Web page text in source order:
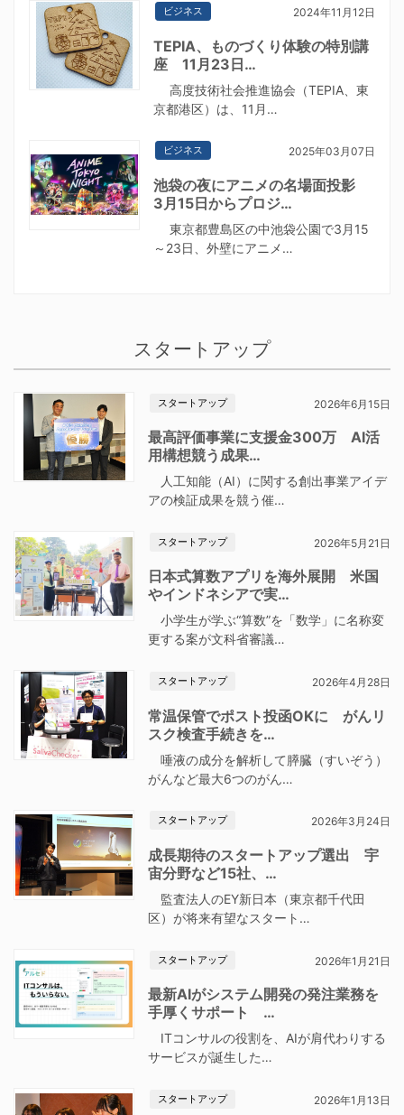
ビジネス 2024年11月12日
TEPIA、ものづくり体験の特別講
座 11月23日…
高度技術社会推進協会（TEPIA、東
京都港区）は、11月…
ビジネス 2025年03月07日
池袋の夜にアニメの名場面投影
3月15日からプロジ…
東京都豊島区の中池袋公園で3月15
～23日、外壁にアニメ…
スタートアップ
スタートアップ 2026年6月15日
最高評価事業に支援金300万 AI活
用構想競う成果…
人工知能（AI）に関する創出事業アイデ
アの検証成果を競う催…
スタートアップ 2026年5月21日
日本式算数アプリを海外展開 米国
やインドネシアで実…
小学生が学ぶ“算数”を「数学」に名称変
更する案が文科省審議…
スタートアップ 2026年4月28日
常温保管でポスト投函OKに がんリ
スク検査手続きを…
唾液の成分を解析して膵臓（すいぞう）
がんなど最大6つのがん…
スタートアップ 2026年3月24日
成長期待のスタートアップ選出 宇
宙分野など15社、…
監査法人のEY新日本（東京都千代田
区）が将来有望なスタート…
スタートアップ 2026年1月21日
最新AIがシステム開発の発注業務を
手厚くサポート …
ITコンサルの役割を、AIが肩代わりする
サービスが誕生した…
スタートアップ 2026年1月13日